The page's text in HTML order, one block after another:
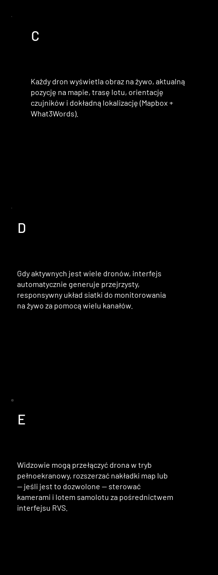
C
Każdy dron wyświetla obraz na żywo, aktualną
pozycję na mapie, trasę lotu, orientację
czujników i dokładną lokalizację (Mapbox +
What3Words).
D
Gdy aktywnych jest wiele dronów, interfejs
automatycznie generuje przejrzysty,
responsywny układ siatki do monitorowania
na żywo za pomocą wielu kanałów.
E
Widzowie mogą przełączyć drona w tryb
pełnoekranowy, rozszerzać nakładki map lub
— jeśli jest to dozwolone — sterować
kamerami i lotem samolotu za pośrednictwem
interfejsu RVS.